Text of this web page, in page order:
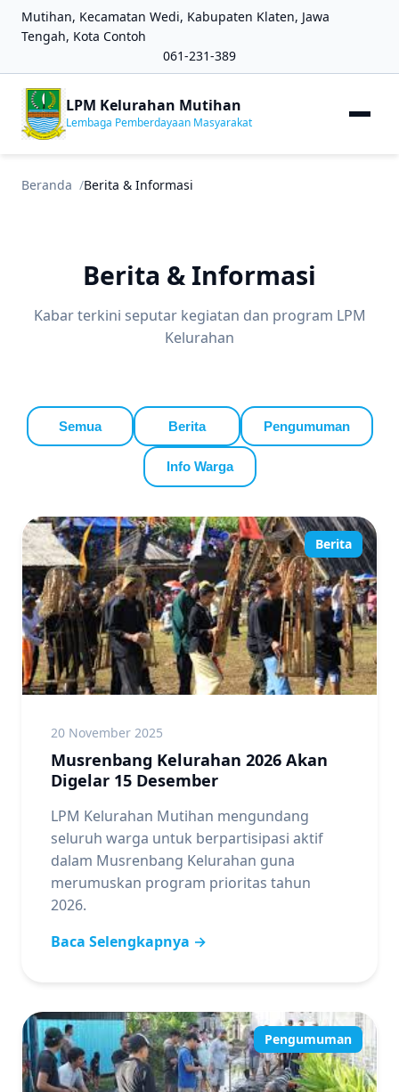
Mutihan, Kecamatan Wedi, Kabupaten Klaten, Jawa
Tengah, Kota Contoh
061-231-389
LPM Kelurahan Mutihan
Lembaga Pemberdayaan Masyarakat
Beranda Berita & Informasi
Berita & Informasi
Kabar terkini seputar kegiatan dan program LPM
Kelurahan
Semua Berita Pengumuman
Info Warga
Berita
20 November 2025
Musrenbang Kelurahan 2026 Akan
Digelar 15 Desember
LPM Kelurahan Mutihan mengundang
seluruh warga untuk berpartisipasi aktif
dalam Musrenbang Kelurahan guna
merumuskan program prioritas tahun
2026.
Baca Selengkapnya →
Pengumuman